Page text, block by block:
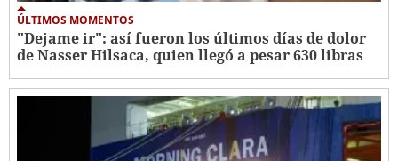
ÚLTIMOS MOMENTOS
"Dejame ir": así fueron los últimos días de dolor
de Nasser Hilsaca, quien llegó a pesar 630 libras